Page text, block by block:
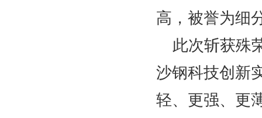
高，被誉为细
此次斩获殊
沙钢科技创新
轻、更强、更